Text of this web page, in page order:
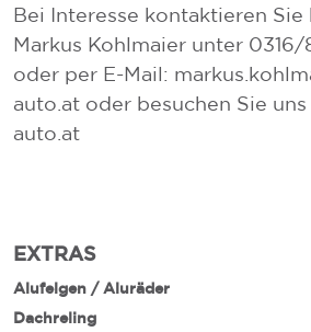
Bei Interesse kontaktieren
Markus Kohlmaier unter 0316/
oder per E-Mail:
auto.at oder besuchen Sie
auto.at
EXTRAS
Alufelgen / Aluräder
Dachreling